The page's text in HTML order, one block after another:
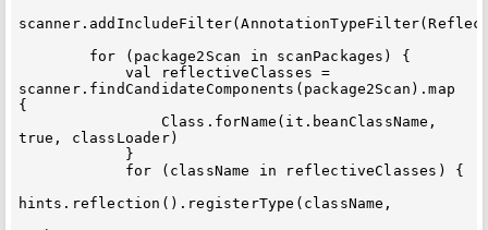
scanner.findCandidateComponents(package2Scan).map
{
true, classLoader)
hints.reflection().registerType(className,